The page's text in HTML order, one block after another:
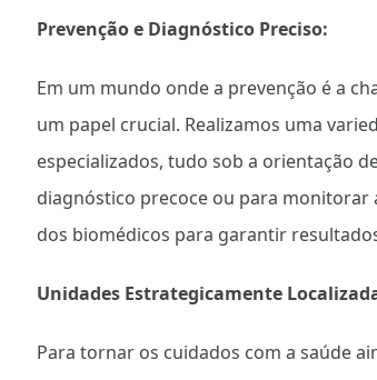
Prevenção e Diagnóstico Preciso:
Em um mundo onde a prevenção é a
um papel crucial. Realizamos uma
especializados, tudo sob a orientação
diagnóstico precoce ou para monitorar
dos biomédicos para garantir
Unidades Estrategicamente
Para tornar os cuidados com a saúde